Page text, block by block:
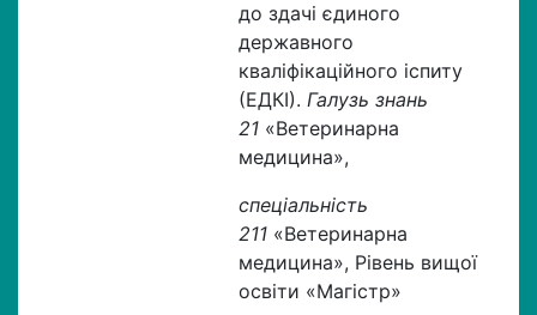
до здачі єдиного
державного
кваліфікаційного іспиту
(ЕДКІ). Галузь знань
21«Ветеринарна
медицина»,
спеціальність
211 «Ветеринарна
медицина», Рівень вищої
освіти «Магістр»